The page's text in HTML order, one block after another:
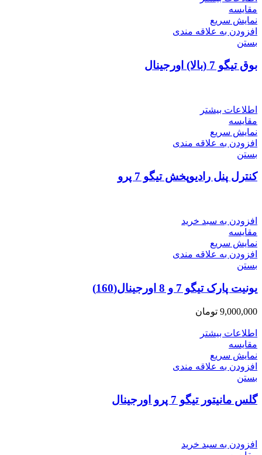
مقایسه
نمایش سریع
افزودن به علاقه مندی
بستن
بوق تیگو 7 (بالا) اورجینال
اطلاعات بیشتر
مقایسه
نمایش سریع
افزودن به علاقه مندی
بستن
کنترل پنل رادیوپخش تیگو 7 پرو
افزودن به سبد خرید
مقایسه
نمایش سریع
افزودن به علاقه مندی
بستن
یونیت پارک تیگو 7 و 8 اورجینال(160)
9,000,000 تومان
اطلاعات بیشتر
مقایسه
نمایش سریع
افزودن به علاقه مندی
بستن
گلس مانیتور تیگو 7 پرو اورجینال
افزودن به سبد خرید